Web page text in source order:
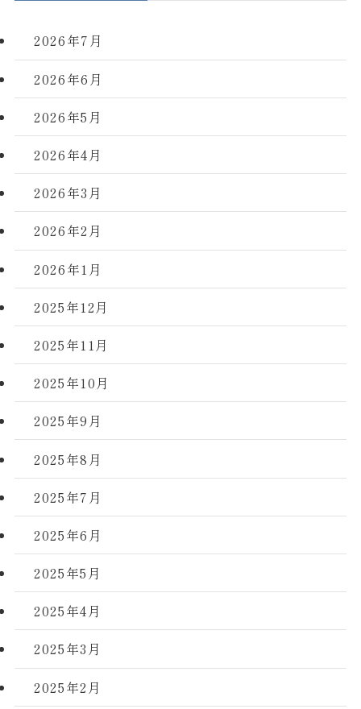
2026年7月
2026年6月
2026年5月
2026年4月
2026年3月
2026年2月
2026年1月
2025年12月
2025年11月
2025年10月
2025年9月
2025年8月
2025年7月
2025年6月
2025年5月
2025年4月
2025年3月
2025年2月